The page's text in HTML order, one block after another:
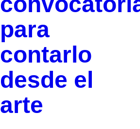
para
contarlo
desde el
arte